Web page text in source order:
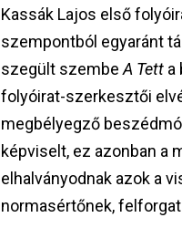
Kassák Lajos első
szempontból egyaránt
szegült szembeA Tett a
folyóirat-szerkesztői
megbélyegző
képviselt, ez azonban a
elhalványodnak azok a
normasértőnek,